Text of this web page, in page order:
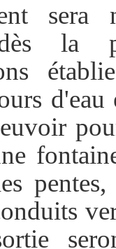
sera
la
d'eau